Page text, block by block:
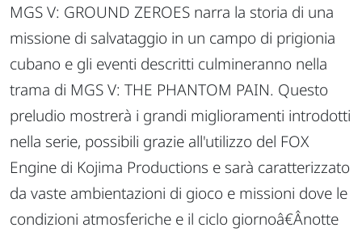
MGS V: GROUND ZEROES narra la storia di una
missione di salvataggio in un campo di prigionia
cubano e gli eventi descritti culmineranno nella
trama di MGS V: THE PHANTOM PAIN. Questo
preludio mostrerà i grandi miglioramenti introdotti
nella serie, possibili grazie all'utilizzo del FOX
Engine di Kojima Productions e sarà caratterizzato
da vaste ambientazioni di gioco e missioni dove le
condizioni atmosferiche e il ciclo giornoâ€Ânotte